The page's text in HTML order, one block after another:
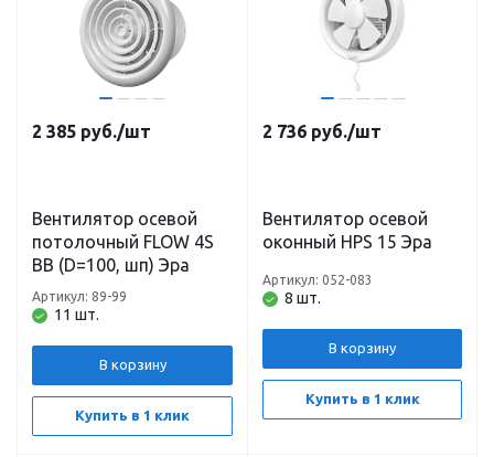
2 385 руб./шт
Вентилятор осевой
потолочный FLOW 4S
BB (D=100, шп) Эра
11 шт.
Артикул: 89-99
В корзину
Купить в 1 клик
2 736 руб./шт
Вентилятор осевой
оконный HPS 15 Эра
8 шт.
Артикул: 052-083
В корзину
Купить в 1 клик